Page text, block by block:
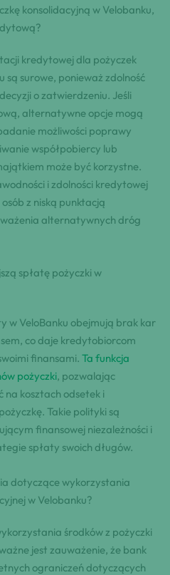
konsolidacyjną w Velobanku,
kredytowej dla pożyczek
są surowe, ponieważ zdolność
o zatwierdzeniu. Jeśli
alternatywne opcje mogą
możliwości poprawy
współpobiercy lub
może być korzystne.
i zdolności kredytowej
z niską punktacją
alternatywnych dróg
spłatę pożyczki w
w VeloBanku obejmują brak kar
co daje kredytobiorcom
finansami. Ta funkcja
pożyczki, pozwalając
kosztach odsetek i
Takie polityki są
finansowej niezależności i
spłaty swoich długów.
dotyczące wykorzystania
w Velobanku?
środków z pożyczki
jest zauważenie, że bank
ograniczeń dotyczących